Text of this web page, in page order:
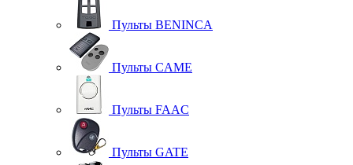
Пульты BENINCA
Пульты CAME
Пульты FAAC
Пульты GATE